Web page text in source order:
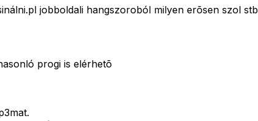
jobboldali hangszoroból milyen erõsen szol stb
progi is elérhetõ